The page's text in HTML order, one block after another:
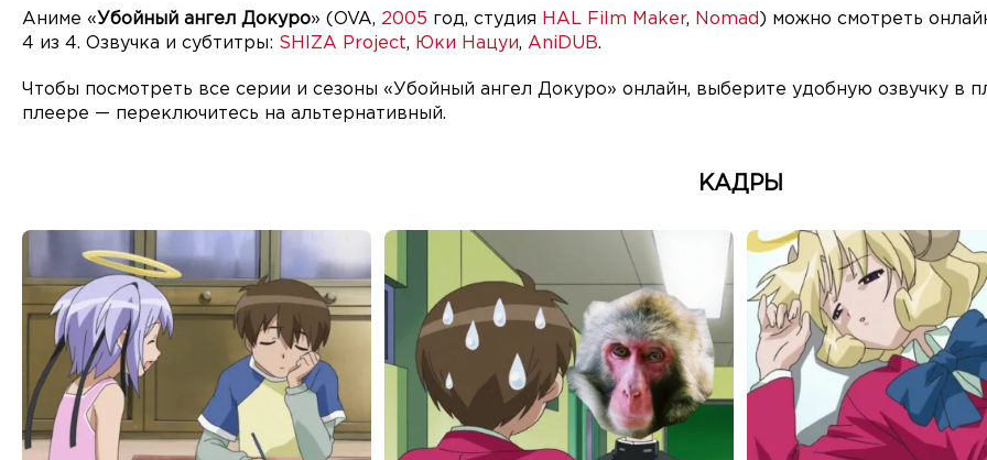
Аниме «Убойный ангел Докуро» (OVA, 2005 год, студия HAL Film Maker, Nomad ) можно смотреть
4 из 4. Озвучка и субтитры: SHIZA Project, Юки Нацуи, AniDUB.
Чтобы посмотреть все серии и сезоны «Убойный ангел Докуро» онлайн, выберите удобную озвучку в
плеере — переключитесь на альтернативный.
КАДРЫ